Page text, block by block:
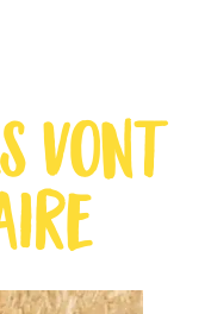
vont